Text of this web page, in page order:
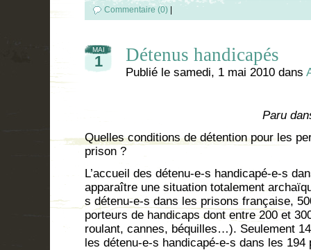
Commentaire (0)
MAI
1 Détenus handicapés
Publié le samedi, 1 mai 2010 dans
Paru
Quelles conditions de détention pour les
prison ?
L’accueil des détenu-e-s handicapé-e-s
apparaître une situation totalement
s détenu-e-s dans les prisons française,
porteurs de handicaps dont entre 200 et
roulant, cannes, béquilles…). Seulement
les détenu-e-s handicapé-e-s dans les